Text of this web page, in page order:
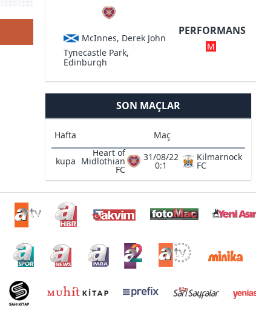
McInnes, Derek John
Tynecastle Park,
Edinburgh
PERFORMANS
M
SON MAÇLAR
Hafta Maç
kupa
Heart of
Midlothian
FC
31/08/22
0:1
Kilmarnock
FC